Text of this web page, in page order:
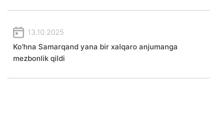
13.10.2025
Ko'hna Samarqand yana bir xalqaro anjumanga
mezbonlik qildi